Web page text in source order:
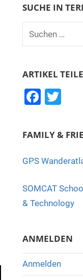
SUCHE IN
Suchen
nach:
ARTIKEL
F
c
b
o
k
T
tt
FAMILY &
GPS
SOMCAT
& Technology
ANMELDEN
Anmelden